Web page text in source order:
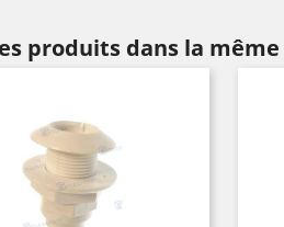
produits dans la